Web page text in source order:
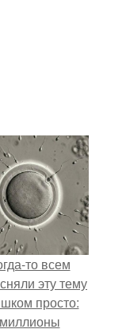
то всем
эту тему
просто:
миллионы